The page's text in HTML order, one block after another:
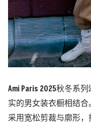
Ami Paris 2025秋冬系列
实的男女装衣橱相结合
采用宽松剪裁与廓形